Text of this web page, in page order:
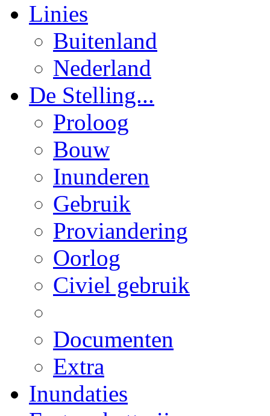
Linies
Buitenland
Nederland
De Stelling...
Proloog
Bouw
Inunderen
Gebruik
Proviandering
Oorlog
Civiel gebruik
Documenten
Extra
Inundaties